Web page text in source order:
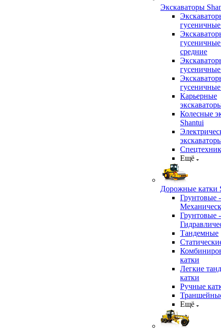
Экскаваторы
средние
Карьерные
Колесные
Shantui
Ещё
Дорожные катки
Грунтовые -
Грунтовые -
Тандемные
катки
Легкие
катки
Ручные
Ещё